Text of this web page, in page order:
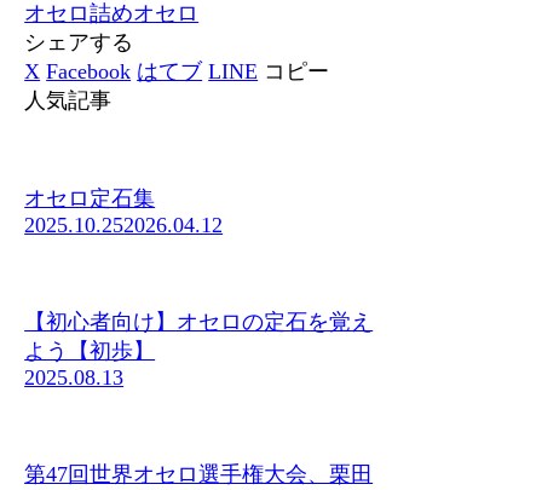
オセロ詰めオセロ
シェアする
X Facebook はてブ LINE コピー
人気記事
オセロ定石集
2025.10.252026.04.12
【初心者向け】オセロの定石を覚え
よう【初歩】
2025.08.13
第47回世界オセロ選手権大会、栗田